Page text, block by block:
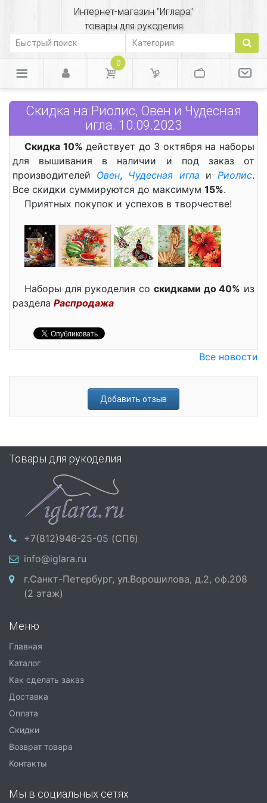
Интернет-магазин "Иглара"
товары для рукоделия
0
Скидка на Риолис, Овен и Чудесная
игла. 10.09.2023
Скидка 10% действует до 3 октября на наборы
для вышивания в наличии и под заказ от
производителей Овен, Чудесная игла иРиолис.
Все скидки суммируются до максимум 15%.
Приятных покупок и успехов в творчестве!
Наборы для рукоделия со скидками до 40% из
раздела Распродажа
Все новости
Добавить отзыв
Товары для рукоделия
+7(812)946-25-05 (СПб)
info@iglara.ru
г.Санкт-Петербург, ул.Ворошилова, д.2, оф.208
(2 этаж)
Меню
Главная
Каталог
Как сделать заказ
Доставка
Оплата
Скидки
Возврат товара
Контакты
Мы в социальных сетях